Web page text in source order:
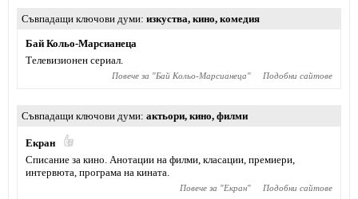
Съвпадащи ключови думи изкуства, кино, комедия
Бай Кольо-Марсианеца
Телевизионен сериал.
Повече за "Бай Кольо-Марсианеца" Подобни сайтове
Съвпадащи ключови думи актьори, кино, филми
Екран
Списание за кино. Анотации на филми, класации, премиери,
интервюта, програма на кината.
Повече за "Екран" Подобни сайтове